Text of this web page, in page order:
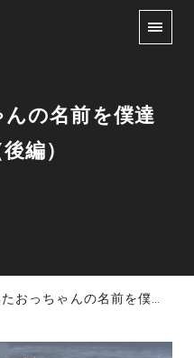
の名前を僕達
編）
ゃんの名前を僕達はまだ知らない。（後編）